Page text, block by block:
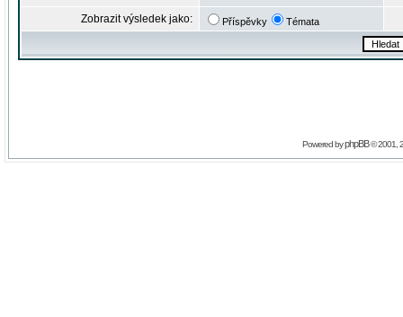
Zobrazit výsledek jako: Příspěvky Témata
Powered byphpBB© 2001,